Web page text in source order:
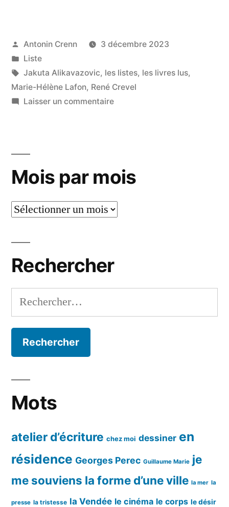
lus
novembre
2023 »
Publié
par
Antonin Crenn
3 décembre 2023
Publié
dans
Liste
Étiquettes :
Jakuta Alikavazovic, les listes, les livres lus,
Marie-Hélène Lafon, René Crevel
Laisser un commentairesur
en
novembre
2023
Mois par mois
Mois
Rechercher
Rechercher :
Mots
atelier d’écriture chez moi dessiner en
résidence Georges Perec Guillaume Marie je
me souviens la forme d’une ville la mer la
presse la tristesse la Vendée le cinéma le corps le désir